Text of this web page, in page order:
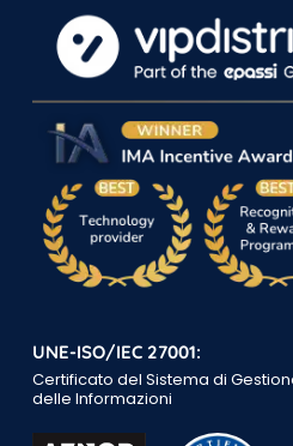
UNE-ISO/IEC 27001:
Certificato del Sistema di
delle Informazioni